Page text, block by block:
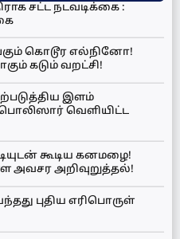
சட்ட நடவடிக்கை :
கொடூர எல்நினோ!
கடும் வறட்சி!
இளம்
வெளியிட்ட
கூடிய கனமழை!
அவசர அறிவுறுத்தல்!
புதிய எரிபொருள்